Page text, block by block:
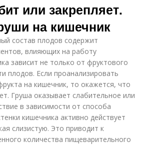
или закрепляет.
на кишечник
состав плодов содержит
влияющих на работу
зависит не только от фруктового
плодов. Если проанализировать
на кишечник, то окажется, что
Груша оказывает слабительное или
в зависимости от способа
кишечника активно действует
слизистую. Это приводит к
количества пищеварительного